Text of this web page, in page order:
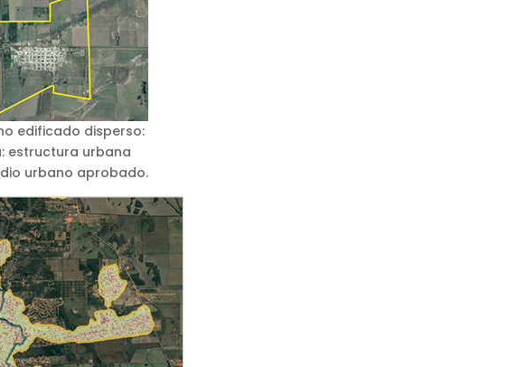
edificado disperso:
estructura urbana
urbano aprobado.